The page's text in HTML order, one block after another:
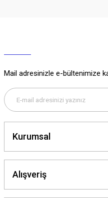
Mail adresinizle e-bültenimize
Kurumsal
Alışveriş